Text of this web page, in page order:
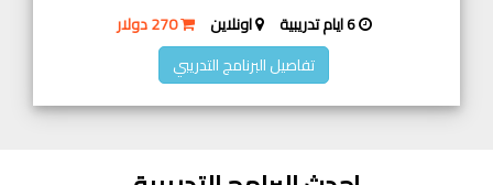
6 ايام تدريبية اونلاين
270 دولار
تفاصيل البرنامج التدريبي